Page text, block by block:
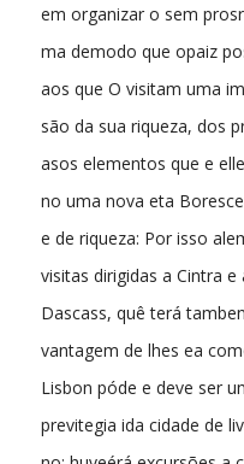
em organizar o sem
ma demodo que opaiz
aos que O visitam uma
são da sua riqueza, dos
asos elementos que e
no uma nova eta
e de riqueza: Por isso
visitas dirigidas a Cintra e
Dascass, quê terá
vantagem de lhes ea
Lisbon póde e deve ser
previtegia ida cidade de